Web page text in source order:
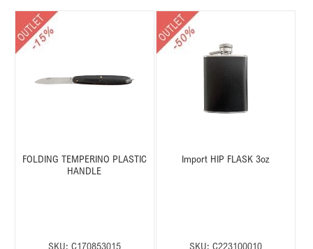
FOLDING TEMPERINO PLASTIC
HANDLE
SKU: C170853015
Import HIP FLASK 3oz
SKU: C223100010